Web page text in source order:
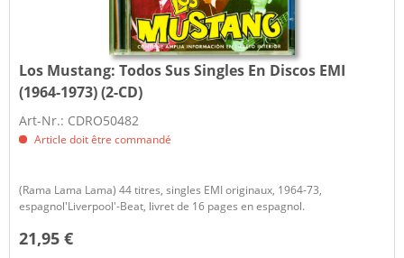
Los Mustang:Todos Sus Singles En Discos EMI
(1964-1973) (2-CD)
Art-Nr.: CDRO50482
Article doit être commandé
(Rama Lama Lama) 44 titres, singles EMI originaux, 1964-73,
espagnol'Liverpool'-Beat, livret de 16 pages en espagnol.
21,95 €